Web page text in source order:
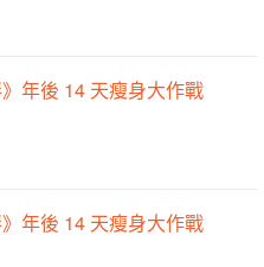
年後 14 天瘦身大作戰
年後 14 天瘦身大作戰